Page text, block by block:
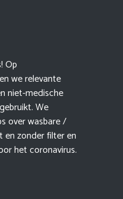
Op
we relevante
niet-medische
We
over wasbare /
en zonder filter en
het coronavirus.